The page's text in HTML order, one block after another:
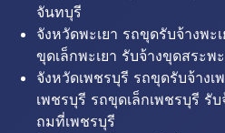
จันทบุรี
จังหวัดพะเยา รถขุดรับจ้างพะ
ขุดเล็กพะเยา รับจ้างขุดสระพ
จังหวัดเพชรบุรี รถขุดรับจ้างเ
เพชรบุรี รถขุดเล็กเพชรบุรี รั
ถมที่เพชรบุรี